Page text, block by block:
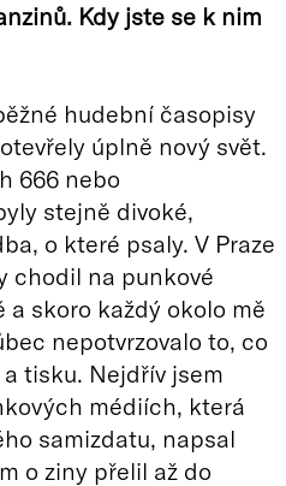
Kdy jste se k nim
hudební časopisy
úplně nový svět.
666 nebo
stejně divoké,
o které psaly. V Praze
chodil na punkové
skoro každý okolo mě
nepotvrzovalo to, co
tisku. Nejdřív jsem
médiích, která
samizdatu, napsal
o ziny přelil až do